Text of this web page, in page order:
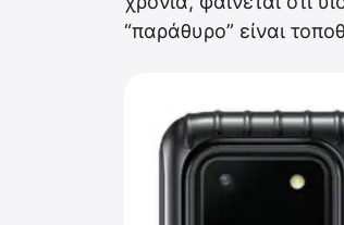
“παράθυρο” είναι